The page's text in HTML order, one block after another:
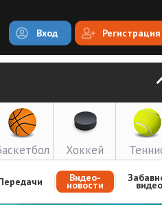
Вход Регистрация
Хоккей
Видео-
новости видео